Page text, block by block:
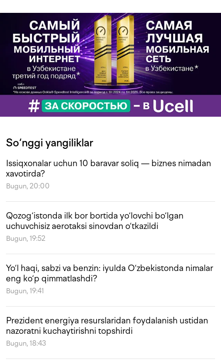
So‘nggi yangiliklar
Issiqxonalar uchun 10 baravar soliq — biznes nimadan
xavotirda?
Bugun, 20:00
Qozog‘istonda ilk bor bortida yo‘lovchi bo‘lgan
uchuvchisiz aerotaksi sinovdan o‘tkazildi
Bugun, 19:52
Yo‘l haqi, sabzi va benzin: iyulda O‘zbekistonda nimalar
eng ko‘p qimmatlashdi?
Bugun, 19:41
Prezident energiya resurslaridan foydalanish ustidan
nazoratni kuchaytirishni topshirdi
Bugun, 18:43